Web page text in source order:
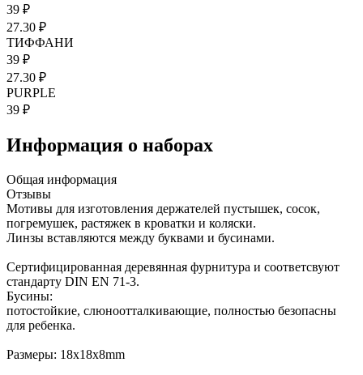
39 ₽
27.30 ₽
ТИФФАНИ
39 ₽
27.30 ₽
PURPLE
39 ₽
Информация о наборах
Общая информация
Отзывы
Мотивы для изготовления держателей пустышек, сосок,
погремушек, растяжек в кроватки и коляски.
Линзы вставляются между буквами и бусинами.
Сертифицированная деревянная фурнитура и соответсвуют
стандарту DIN EN 71-3.
Бусины:
потостойкие, слюноотталкивающие, полностью безопасны
для ребенка.
Размеры: 18x18x8mm